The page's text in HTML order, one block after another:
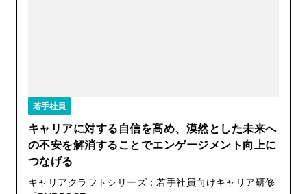
若手社員
キャリアに対する自信を高め、漠然とした未来へ
の不安を解消することでエンゲージメント向上に
つなげる
キャリアクラフトシリーズ：若手社員向けキャリア研修